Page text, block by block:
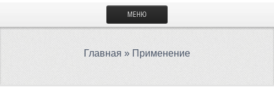
МЕНЮ
СВЕТООТРАЖАЮЩАЯ ТКАНЬ
Главная » Применение